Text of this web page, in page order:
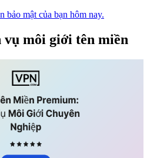
bảo mật của bạn hôm nay.
môi giới tên miền